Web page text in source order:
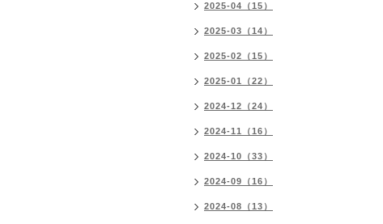
2025-04（15）
2025-03（14）
2025-02（15）
2025-01（22）
2024-12（24）
2024-11（16）
2024-10（33）
2024-09（16）
2024-08（13）